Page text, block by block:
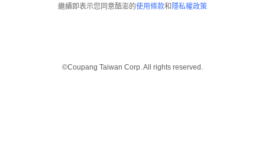
繼續即表示您同意酷澎的使用條款和 隱私權政策
©Coupang Taiwan Corp. All rights reserved.